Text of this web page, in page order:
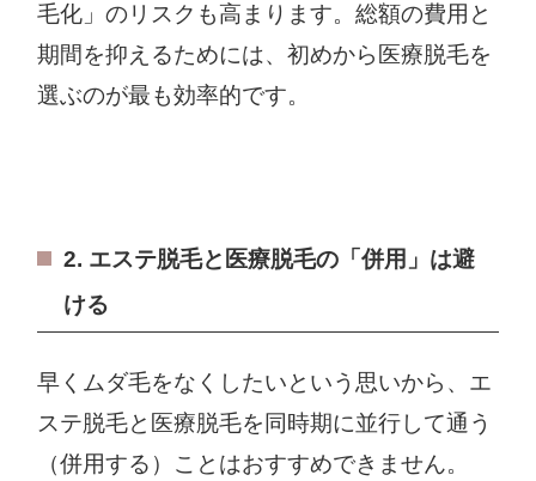
毛化」のリスクも高まります。総額の費用と
期間を抑えるためには、初めから医療脱毛を
選ぶのが最も効率的です。
2. エステ脱毛と医療脱毛の「併用」は避
ける
早くムダ毛をなくしたいという思いから、エ
ステ脱毛と医療脱毛を同時期に並行して通う
（併用する）ことはおすすめできません。